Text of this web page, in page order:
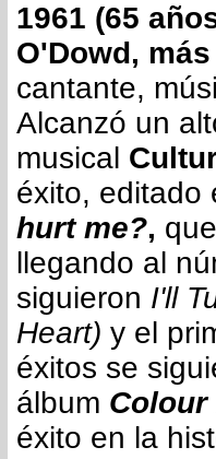
1961 (65
O'Dowd,
cantante,
Alcanzó un
musical
éxito, editado
hurt me?,
llegando al
siguieron I'll
Heart) y el
éxitos se
álbum Colour
éxito en la